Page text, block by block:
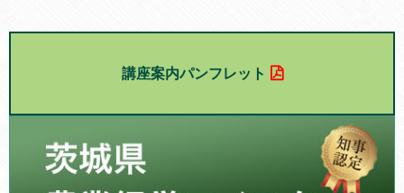
講座案内パンフレット